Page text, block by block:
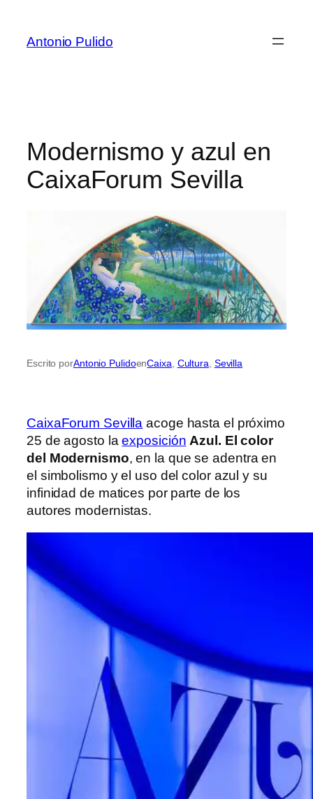
Antonio Pulido
Modernismo y azul en
CaixaForum Sevilla
Escrito porAntonio PulidoenCaixa Cultura Sevilla
CaixaForum Sevilla acoge hasta el próximo
25 de agosto laexposición Azul. El color
del Modernismo, en la que se adentra en
el simbolismo y el uso del color azul y su
infinidad de matices por parte de los
autores modernistas.